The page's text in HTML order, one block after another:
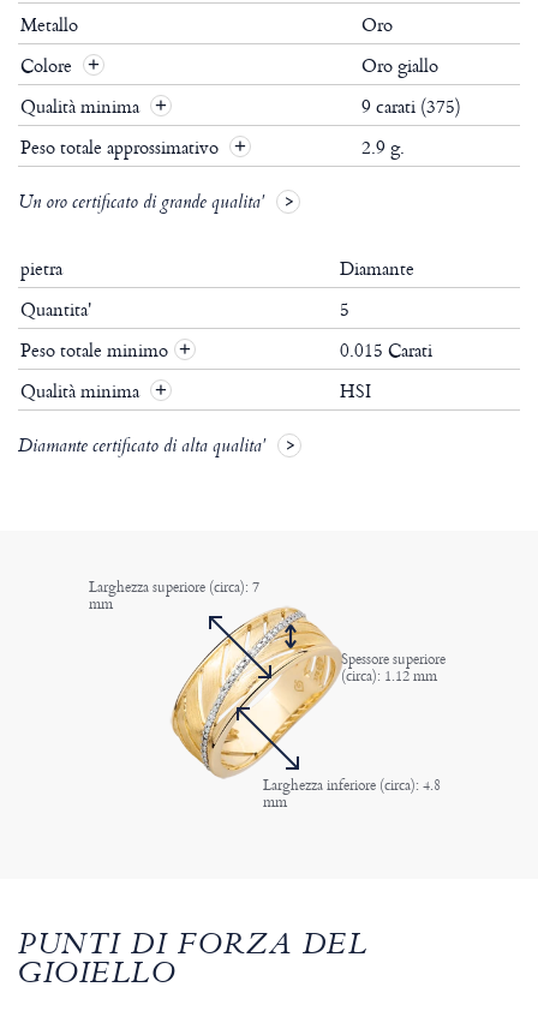
Metallo
Oro
Colore
Oro giallo
Qualità minima
9 carati (375)
Peso totale approssimativo
2.9 g.
Un oro certificato di grande qualita'
pietra
Diamante
Quantita'
5
Peso totale minimo +
0.015 Carati
Qualità minima + HSI
Diamante certificato di alta qualita'
Larghezza superiore (circa): 7
mm
Spessore superiore
(circa): 1.12 mm
Larghezza inferiore (circa): 4.8
mm
PUNTI DI FORZA DEL
GIOIELLO